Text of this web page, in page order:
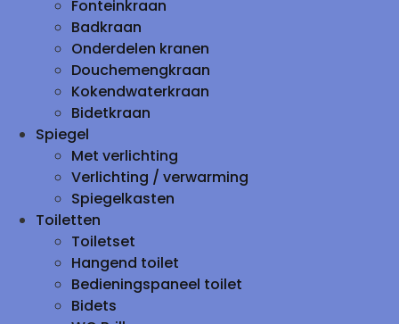
Fonteinkraan
Badkraan
Onderdelen kranen
Douchemengkraan
Kokendwaterkraan
Bidetkraan
Spiegel
Met verlichting
Verlichting / verwarming
Spiegelkasten
Toiletten
Toiletset
Hangend toilet
Bedieningspaneel toilet
Bidets